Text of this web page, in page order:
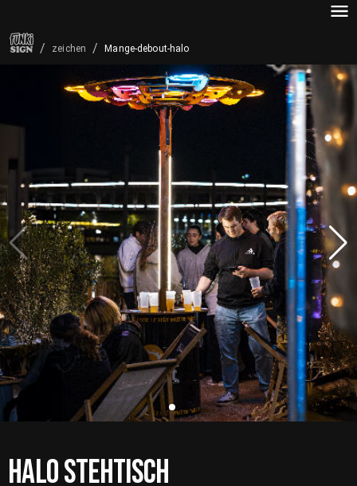
/ zeichen / Mange-debout-halo
HALO STEHTISCH